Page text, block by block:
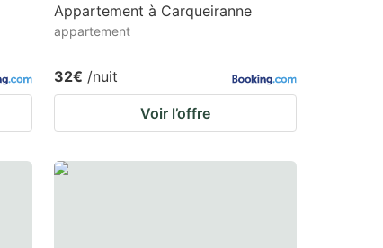
Appartement à Carqueiranne
appartement
32€ /nuit
Voir l’offre